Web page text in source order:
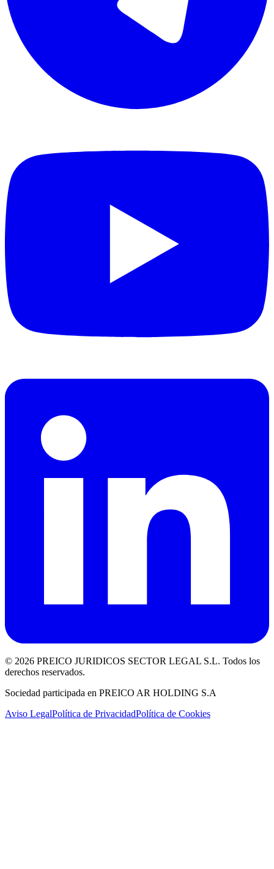
© 2026 PREICO JURIDICOS SECTOR LEGAL S.L. Todos los
derechos reservados.
Sociedad participada en PREICO AR HOLDING S.A
Aviso LegalPolítica de PrivacidadPolítica de Cookies